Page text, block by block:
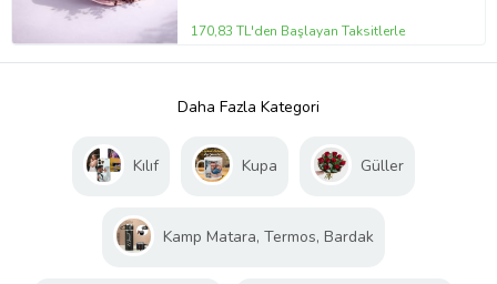
170,83 TL'den Başlayan Taksitlerle
Daha Fazla Kategori
Kılıf Kupa Güller
Kamp Matara, Termos, Bardak